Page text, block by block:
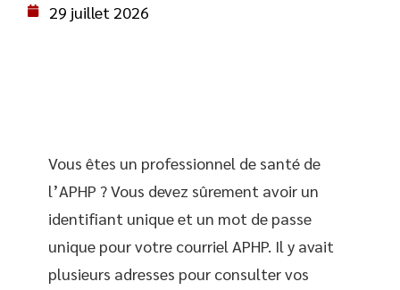
29 juillet 2026
Vous êtes un professionnel de santé de
l’APHP ? Vous devez sûrement avoir un
identifiant unique et un mot de passe
unique pour votre courriel APHP. Il y avait
plusieurs adresses pour consulter vos